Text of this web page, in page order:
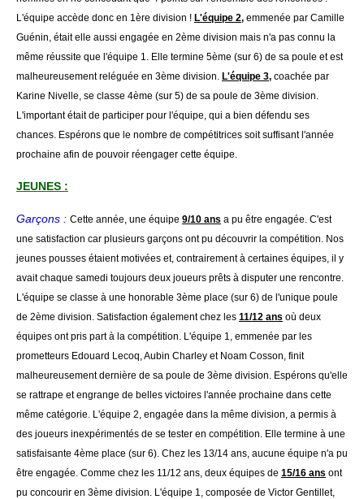
L'équipe accède donc en 1ère division ! L'équipe 2, emmenée par Camille
Guénin, était elle aussi engagée en 2ème division mais n'a pas connu la
même réussite que l'équipe 1. Elle termine 5ème (sur 6) de sa poule et est
malheureusement reléguée en 3ème division. L'équipe 3, coachée par
Karine Nivelle, se classe 4ème (sur 5) de sa poule de 3ème division.
L'important était de participer pour l'équipe, qui a bien défendu ses
chances. Espérons que le nombre de compétitrices soit suffisant l'année
prochaine afin de pouvoir réengager cette équipe.
JEUNES :
Garçons : Cette année, une équipe 9/10 ans a pu être engagée. C'est
une satisfaction car plusieurs garçons ont pu découvrir la compétition. Nos
jeunes pousses étaient motivées et, contrairement à certaines équipes, il y
avait chaque samedi toujours deux joueurs prêts à disputer une rencontre.
L'équipe se classe à une honorable 3ème place (sur 6) de l'unique poule
de 2ème division. Satisfaction également chez les 11/12 ans où deux
équipes ont pris part à la compétition. L'équipe 1, emmenée par les
prometteurs Edouard Lecoq, Aubin Charley et Noam Cosson, finit
malheureusement dernière de sa poule de 3ème division. Espérons qu'elle
se rattrape et engrange de belles victoires l'année prochaine dans cette
même catégorie. L'équipe 2, engagée dans la même division, a permis à
des joueurs inexpérimentés de se tester en compétition. Elle termine à une
satisfaisante 4ème place (sur 6). Chez les 13/14 ans, aucune équipe n'a pu
être engagée. Comme chez les 11/12 ans, deux équipes de 15/16 ans ont
pu concourir en 3ème division. L'équipe 1, composée de Victor Gentillet,